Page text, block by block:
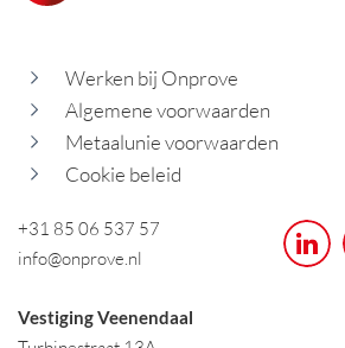
+31 85 06 537 57
info@onprove.nl
Vestiging Veenendaal
Werken bij Onprove
Algemene voorwaarden
Metaalunie voorwaarden
Cookie beleid